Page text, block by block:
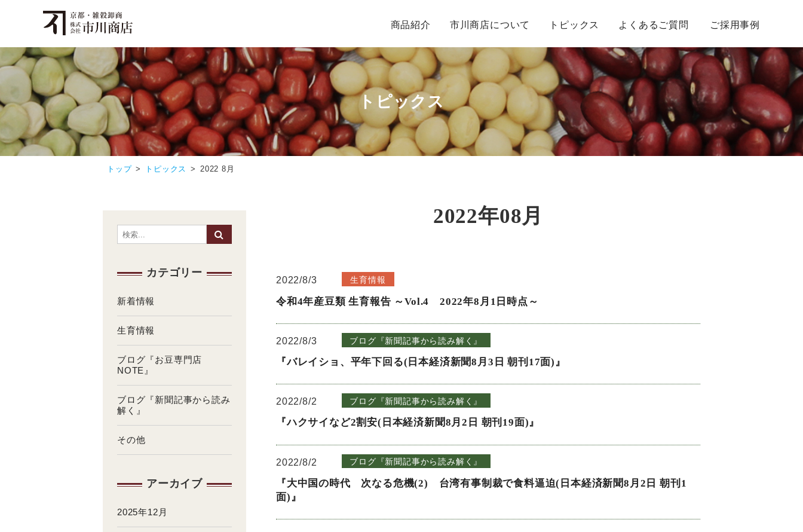
商品紹介 市川商店について トピックス よくあるご質問 ご採用事例
トピックス
トップ トピックス 2022 8月
2022年08月
2022/8/3 生育情報
令和4年産豆類 生育報告 ～Vol.4 2022年8月1日時点～
2022/8/3 ブログ『新聞記事から読み解く』
『バレイショ、平年下回る(日本経済新聞8月3日 朝刊17面)』
2022/8/2 ブログ『新聞記事から読み解く』
『ハクサイなど2割安(日本経済新聞8月2日 朝刊19面)』
2022/8/2 ブログ『新聞記事から読み解く』
『大中国の時代 次なる危機(2) 台湾有事制裁で食料逼迫(日本経済新聞8月2日 朝刊1
面)』
カテゴリー
新着情報
生育情報
ブログ『お豆専門店
NOTE』
ブログ『新聞記事から読み
解く』
その他
アーカイブ
2025年12月